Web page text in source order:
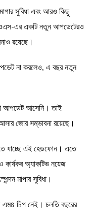
সুবিধা এবং আরও কিছু
এর একটি নতুন আপডেটেরও
রয়েছে।
না করলেও, এ বছর নতুন
আপডেট আসেনি। তাই
জোর সম্ভাবনা রয়েছে।
যাচ্ছে এই হেডফোন। এতে
অ্যাকটিভ নয়েজ
মাপার সুবিধা।
এম৪ চিপ নেই। চলতি বছরের